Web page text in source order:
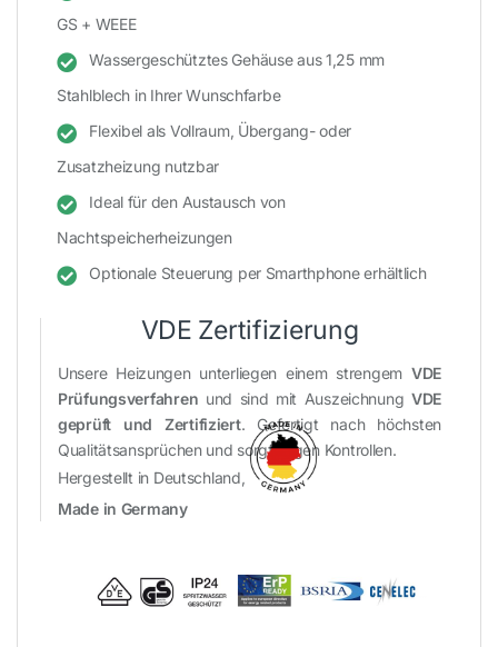
GS + WEEE
Wassergeschütztes Gehäuse aus 1,25 mm
Stahlblech in Ihrer Wunschfarbe
Flexibel als Vollraum, Übergang- oder
Zusatzheizung nutzbar
Ideal für den Austausch von
Nachtspeicherheizungen
Optionale Steuerung per Smarthphone erhältlich
VDE Zertifizierung
Unsere Heizungen unterliegen einem strengem VDE
Prüfungsverfahren und sind mit Auszeichnung VDE
geprüft und Zertifiziert. Gefertigt nach höchsten
Qualitätsansprüchen und sorgfältigen Kontrollen.
Hergestellt in Deutschland,
Made in Germany